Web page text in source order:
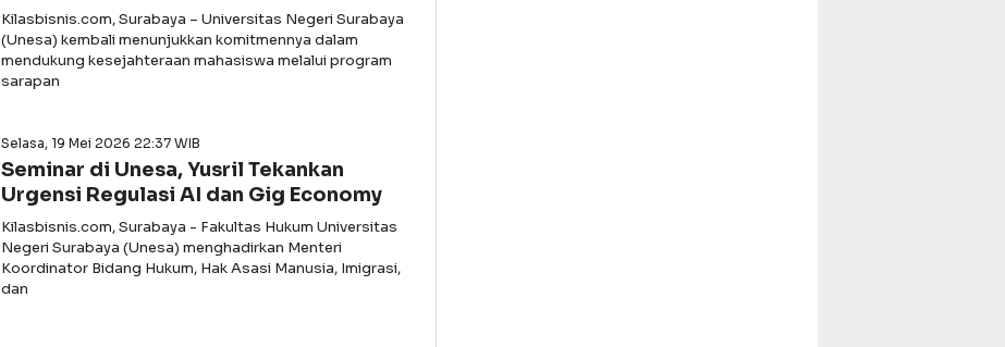
Kilasbisnis.com, Surabaya – Universitas Negeri Surabaya
(Unesa) kembali menunjukkan komitmennya dalam
mendukung kesejahteraan mahasiswa melalui program
sarapan
Selasa, 19 Mei 2026 22:37 WIB
Seminar di Unesa, Yusril Tekankan
Urgensi Regulasi AI dan Gig Economy
Kilasbisnis.com, Surabaya - Fakultas Hukum Universitas
Negeri Surabaya (Unesa) menghadirkan Menteri
Koordinator Bidang Hukum, Hak Asasi Manusia, Imigrasi,
dan